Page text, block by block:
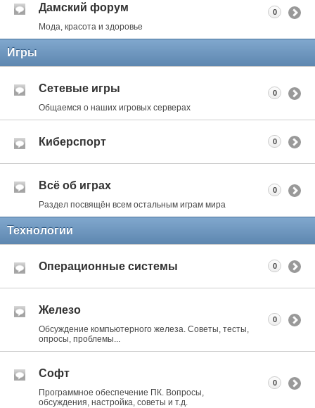
Дамский форум
Мода, красота и здоровье
0
Игры
Сетевые игры
Общаемся о наших игровых серверах
0
Киберспорт 0
Всё об играх
Раздел посвящён всем остальным играм мира
0
Технологии
Операционные системы 0
Железо
Обсуждение компьютерного железа. Советы, тесты,
опросы, проблемы...
0
Софт
Программное обеспечение ПК. Вопросы,
обсуждения, настройка, советы и т.д.
0